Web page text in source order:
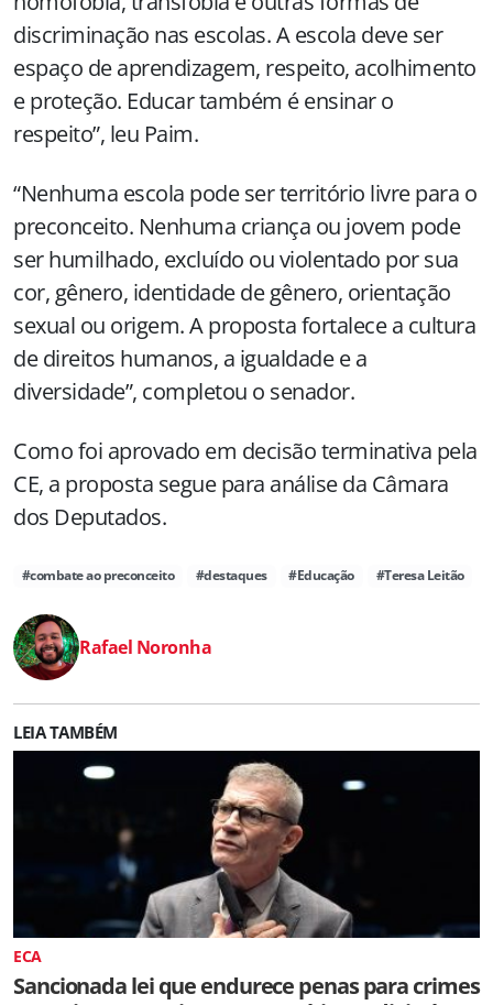
discriminação nas escolas. A escola deve ser
espaço de aprendizagem, respeito, acolhimento
e proteção. Educar também é ensinar o
respeito”, leu Paim.
“Nenhuma escola pode ser território livre para o
preconceito. Nenhuma criança ou jovem pode
ser humilhado, excluído ou violentado por sua
cor, gênero, identidade de gênero, orientação
sexual ou origem. A proposta fortalece a cultura
de direitos humanos, a igualdade e a
diversidade”, completou o senador.
Como foi aprovado em decisão terminativa pela
CE, a proposta segue para análise da Câmara
dos Deputados.
#combate ao preconceito #destaques #Educação #Teresa Leitão
Rafael Noronha
LEIA TAMBÉM
ECA
Sancionada lei que endurece penas para crimes